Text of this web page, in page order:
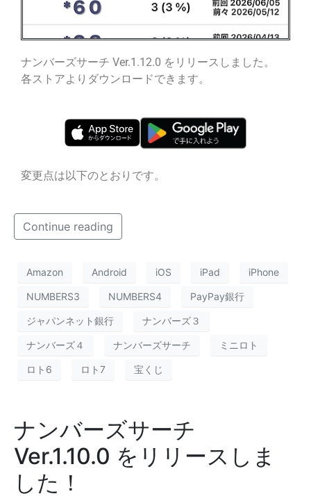
ナンバーズサーチ Ver.1.12.0 をリリースしました。
各ストアよりダウンロードできます。
変更点は以下のとおりです。
Continue reading
Amazon Android iOS iPad iPhone
NUMBERS3 NUMBERS4 PayPay銀行
ジャパンネット銀行 ナンバーズ３
ナンバーズ４ ナンバーズサーチ ミニロト
ロト6 ロト7 宝くじ
ナンバーズサーチ
Ver.1.10.0 をリリースしま
した！